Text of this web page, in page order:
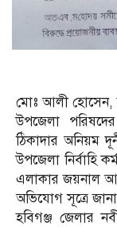
মোঃ আলী হোসেন,
উপজেলা
ঠিকাদার অনিয়ম
উপজেলা নির্বাহি
এলাকার জয়নাল
অভিযোগ সূত্রে
হবিগঞ্জ জেলার